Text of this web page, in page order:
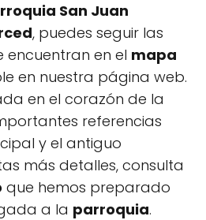
San Juan
, puedes seguir las
encuentran en el mapa
en nuestra página web.
en el corazón de la
referencias
y el antiguo
más detalles, consulta
que hemos preparado
a la parroquia.